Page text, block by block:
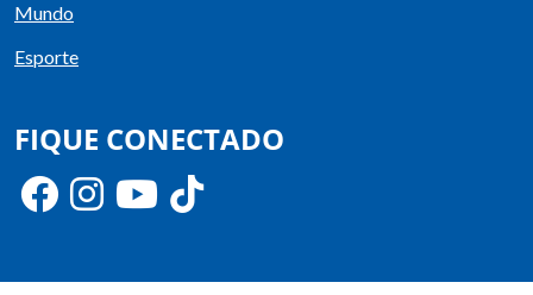
Mundo
Esporte
FIQUE CONECTADO